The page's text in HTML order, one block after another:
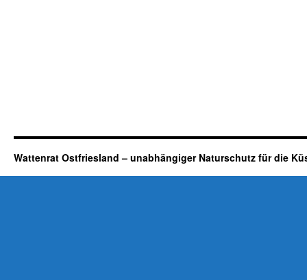
Wattenrat Ostfriesland – unabhängiger Naturschutz für die